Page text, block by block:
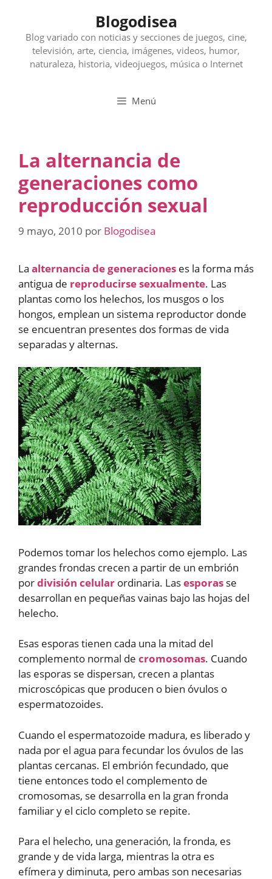
contenido
Blogodisea
Blog variado con noticias y secciones de juegos, cine,
televisión, arte, ciencia, imágenes, videos, humor,
naturaleza, historia, videojuegos, música o Internet
Menú
La alternancia de
generaciones como
reproducción sexual
9 mayo, 2010 por Blogodisea
La alternancia de generaciones es la forma más
antigua de reproducirse sexualmente. Las
plantas como los helechos, los musgos o los
hongos, emplean un sistema reproductor donde
se encuentran presentes dos formas de vida
separadas y alternas.
Podemos tomar los helechos como ejemplo. Las
grandes frondas crecen a partir de un embrión
pordivisión celular ordinaria. Lasesporas se
desarrollan en pequeñas vainas bajo las hojas del
helecho.
Esas esporas tienen cada una la mitad del
complemento normal de cromosomas. Cuando
las esporas se dispersan, crecen a plantas
microscópicas que producen o bien óvulos o
espermatozoides.
Cuando el espermatozoide madura, es liberado y
nada por el agua para fecundar los óvulos de las
plantas cercanas. El embrión fecundado, que
tiene entonces todo el complemento de
cromosomas, se desarrolla en la gran fronda
familiar y el ciclo completo se repite.
Para el helecho, una generación, la fronda, es
grande y de vida larga, mientras la otra es
efímera y diminuta, pero ambas son necesarias